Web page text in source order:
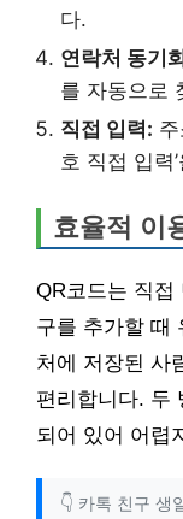
다.
연락처 동기
를 자동으로
직접 입력:
호 직접 입력
효율적 이
QR코드는 직접
구를 추가할 때
처에 저장된 사
편리합니다. 두
되어 있어 어렵
👇 카톡 친구 생